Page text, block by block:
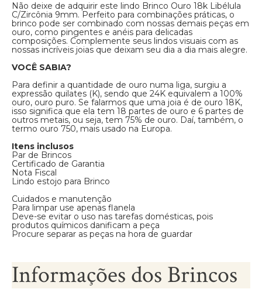
Não deixe de adquirir este lindo Brinco Ouro 18k Libélula
C/Zircônia 9mm. Perfeito para combinações práticas, o
brinco pode ser combinado com nossas demais peças em
ouro, como pingentes e anéis para delicadas
composições. Complemente seus lindos visuais com as
nossas incríveis joias que deixam seu dia a dia mais alegre.
VOCÊ SABIA?
Para definir a quantidade de ouro numa liga, surgiu a
expressão quilates (K), sendo que 24K equivalem a 100%
ouro, ouro puro. Se falarmos que uma joia é de ouro 18K,
isso significa que ela tem 18 partes de ouro e 6 partes de
outros metais, ou seja, tem 75% de ouro. Daí, também, o
termo ouro 750, mais usado na Europa.
Itens inclusos
Par de Brincos
Certificado de Garantia
Nota Fiscal
Lindo estojo para Brinco
Cuidados e manutenção
Para limpar use apenas flanela
Deve-se evitar o uso nas tarefas domésticas, pois
produtos químicos danificam a peça
Procure separar as peças na hora de guardar
Informações dos Brincos